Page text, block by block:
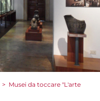
> Musei da toccare "L'arte